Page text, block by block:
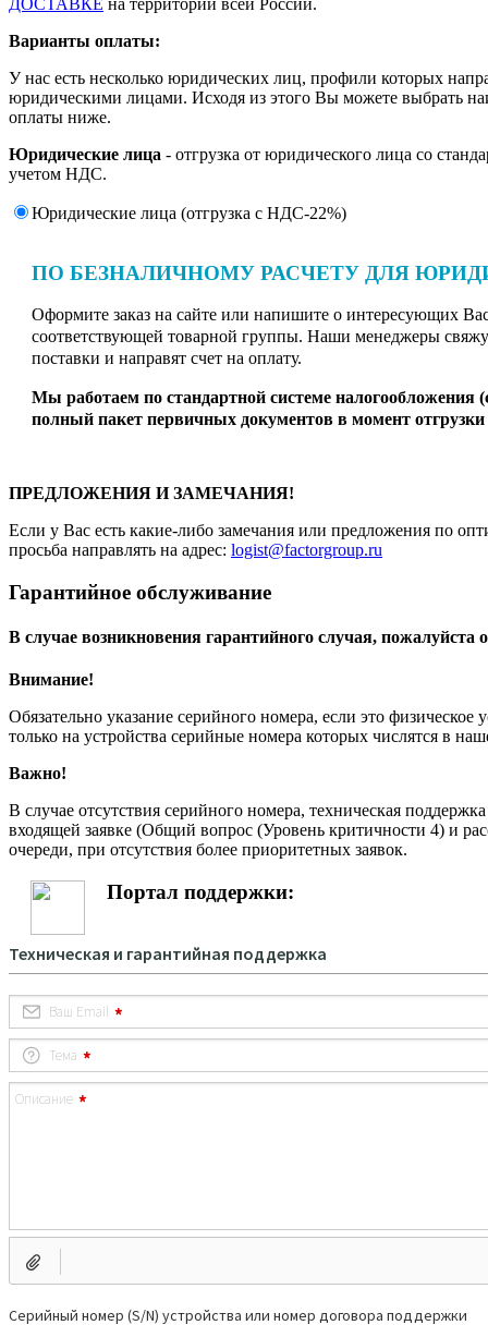
ДОСТАВКЕ на территории всей России.
Варианты оплаты:
У нас есть несколько юридических лиц, профили которых
юридическими лицами. Исходя из этого Вы можете выбрать
оплаты ниже.
Юридические лица - отгрузка от юридического лица со
учетом НДС.
Юридические лица (отгрузка c НДС-22%)
ПО БЕЗНАЛИЧНОМУ РАСЧЕТУ ДЛЯ
Оформите заказ на сайте или напишите о интересующих
соответствующей товарной группы. Наши менеджеры
поставки и направят счет на оплату.
Мы работаем по стандартной системе
полный пакет первичных документов в момент отгрузки
ПРЕДЛОЖЕНИЯ И ЗАМЕЧАНИЯ!
Если у Вас есть какие-либо замечания или предложения по
просьба направлять на адрес: logist@factorgroup.ru
Гарантийное обслуживание
В случае возникновения гарантийного случая, пожалуйста
Внимание!
Обязательно указание серийного номера, если это физическое
только на устройства серийные номера которых числятся в
Важно!
В случае отсутствия серийного номера, техническая
входящей заявке (Общий вопрос (Уровень критичности 4) и
очереди, при отсутствия более приоритетных заявок.
Портал поддержки: